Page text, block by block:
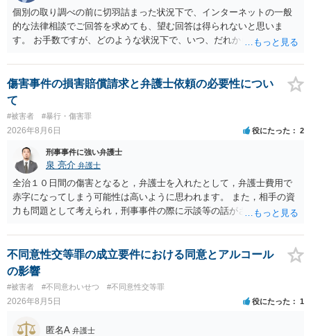
個別の取り調べの前に切羽詰まった状況下で、インターネットの一般
的な法律相談でご回答を求めても、望む回答は得られないと思いま
す。 お手数ですが、どのような状況下で、いつ、だれからどのような
の程度だと聞いているのかということについて、お近くで詳細な法律
相談を受けられたうえで対処方法を探された方がよいと思われます。
一般論でいえば、任意取り調べの場合、ＩＣレコーダーを持参して取
り調べ内容を録音することは必須だと考えます。
傷害事件の損害賠償請求と弁護士依頼の必要性につい
て
#被害者 #暴行・傷害罪
2026年8月6日 役にたった 2
刑事事件に強い弁護士
泉 亮介 弁護士
全治１０日間の傷害となると，弁護士を入れたとして，弁護士費用で
赤字になってしまう可能性は高いように思われます。 また，相手の資
力も問題として考えられ，刑事事件の際に示談等の話がされなかった
う。
不同意性交等罪の成立要件における同意とアルコール
の影響
#被害者 #不同意わいせつ #不同意性交等罪
2026年8月5日 役にたった 1
匿名A 弁護士